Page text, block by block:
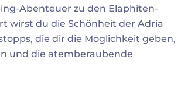
Abenteuer zu den Elaphiten-
wirst du die Schönheit der Adria
die dir die Möglichkeit geben,
und die atemberaubende